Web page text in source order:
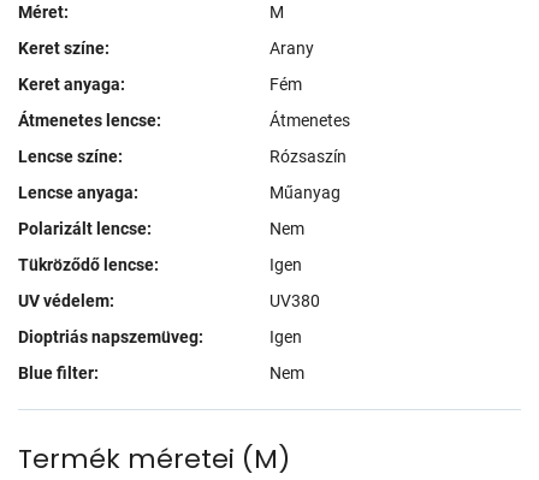
Méret:
M
Keret színe:
Arany
Keret anyaga:
Fém
Átmenetes lencse:
Átmenetes
Lencse színe:
Rózsaszín
Lencse anyaga:
Műanyag
Polarizált lencse:
Nem
Tükröződő lencse:
Igen
UV védelem:
UV380
Dioptriás napszemüveg:
Igen
Blue filter:
Nem
Termék méretei (M)